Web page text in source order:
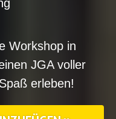
Workshop in
JGA voller
erleben!